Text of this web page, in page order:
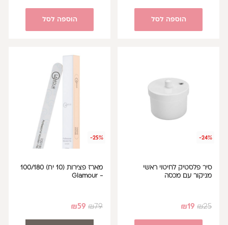
הוספה לסל הוספה לסל
-24%
סיר פלסטיק לחיטוי ראשי
מניקור עם מכסה
₪25
₪19
-25%
מארז פצירות (10 יח) 100/180
- Glamour
₪79
₪59